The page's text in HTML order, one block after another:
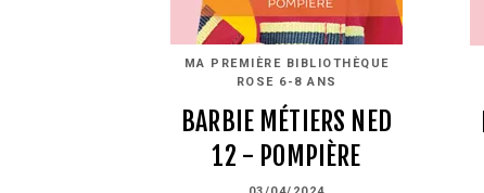
MA PREMIÈRE BIBLIOTHÈQUE
ROSE 6-8 ANS
BARBIE MÉTIERS NED
12 - POMPIÈRE